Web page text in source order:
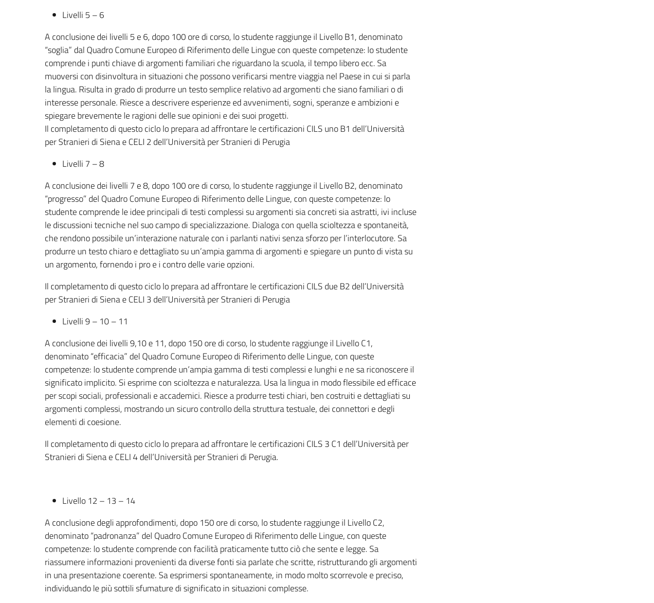
Livelli 5 – 6
A conclusione dei livelli 5 e 6, dopo 100 ore di corso, lo studente raggiunge il Livello B1, denominato
“soglia” dal Quadro Comune Europeo di Riferimento delle Lingue con queste competenze: lo studente
comprende i punti chiave di argomenti familiari che riguardano la scuola, il tempo libero ecc. Sa
muoversi con disinvoltura in situazioni che possono verificarsi mentre viaggia nel Paese in cui si parla
la lingua. Risulta in grado di produrre un testo semplice relativo ad argomenti che siano familiari o di
interesse personale. Riesce a descrivere esperienze ed avvenimenti, sogni, speranze e ambizioni e
spiegare brevemente le ragioni delle sue opinioni e dei suoi progetti.
Il completamento di questo ciclo lo prepara ad affrontare le certificazioni CILS uno B1 dell’Università
per Stranieri di Siena e CELI 2 dell’Università per Stranieri di Perugia
Livelli 7 – 8
A conclusione dei livelli 7 e 8, dopo 100 ore di corso, lo studente raggiunge il Livello B2, denominato
“progresso” del Quadro Comune Europeo di Riferimento delle Lingue, con queste competenze: lo
studente comprende le idee principali di testi complessi su argomenti sia concreti sia astratti, ivi incluse
le discussioni tecniche nel suo campo di specializzazione. Dialoga con quella scioltezza e spontaneità,
che rendono possibile un’interazione naturale con i parlanti nativi senza sforzo per l’interlocutore. Sa
produrre un testo chiaro e dettagliato su un’ampia gamma di argomenti e spiegare un punto di vista su
un argomento, fornendo i pro e i contro delle varie opzioni.
Il completamento di questo ciclo lo prepara ad affrontare le certificazioni CILS due B2 dell’Università
per Stranieri di Siena e CELI 3 dell’Università per Stranieri di Perugia
Livelli 9 – 10 – 11
A conclusione dei livelli 9,10 e 11, dopo 150 ore di corso, lo studente raggiunge il Livello C1,
denominato “efficacia” del Quadro Comune Europeo di Riferimento delle Lingue, con queste
competenze: lo studente comprende un’ampia gamma di testi complessi e lunghi e ne sa riconoscere il
significato implicito. Si esprime con scioltezza e naturalezza. Usa la lingua in modo flessibile ed efficace
per scopi sociali, professionali e accademici. Riesce a produrre testi chiari, ben costruiti e dettagliati su
argomenti complessi, mostrando un sicuro controllo della struttura testuale, dei connettori e degli
elementi di coesione.
Il completamento di questo ciclo lo prepara ad affrontare le certificazioni CILS 3 C1 dell’Università per
Stranieri di Siena e CELI 4 dell’Università per Stranieri di Perugia.
Livello 12 – 13 – 14
A conclusione degli approfondimenti, dopo 150 ore di corso, lo studente raggiunge il Livello C2,
denominato “padronanza” del Quadro Comune Europeo di Riferimento delle Lingue, con queste
competenze: lo studente comprende con facilità praticamente tutto ciò che sente e legge. Sa
riassumere informazioni provenienti da diverse fonti sia parlate che scritte, ristrutturando gli argomenti
in una presentazione coerente. Sa esprimersi spontaneamente, in modo molto scorrevole e preciso,
individuando le più sottili sfumature di significato in situazioni complesse.